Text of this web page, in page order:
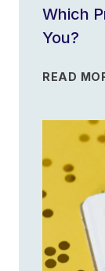
Which
You?
READ